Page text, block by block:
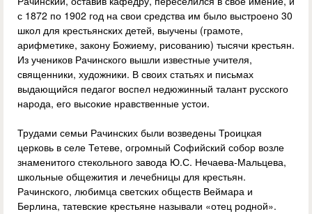
с 1872 по 1902 год на свои средства им было выстроено 30
школ для крестьянских детей, выучены (грамоте,
арифметике, закону Божиему, рисованию) тысячи крестьян.
Из учеников Рачинского вышли известные учителя,
священники, художники. В своих статьях и письмах
выдающийся педагог воспел недюжинный талант русского
народа, его высокие нравственные устои.
Трудами семьи Рачинских были возведены Троицкая
церковь в селе Тетеве, огромный Софийский собор возле
знаменитого стекольного завода Ю.С. Нечаева-Мальцева,
школьные общежития и лечебницы для крестьян.
Рачинского, любимца светских обществ Веймара и
Берлина, татевские крестьяне называли «отец родной».